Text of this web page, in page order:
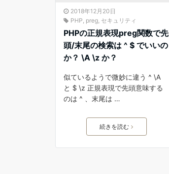
2018年12月20日
PHP preg セキュリティ
PHPの正規表現preg関数で先
頭/末尾の検索は ^ $ でいいの
か？ \A \z か？
似ているようで微妙に違う ^ \A
と $ \z 正規表現で先頭意味する
のは ^ 、末尾は …
続きを読む